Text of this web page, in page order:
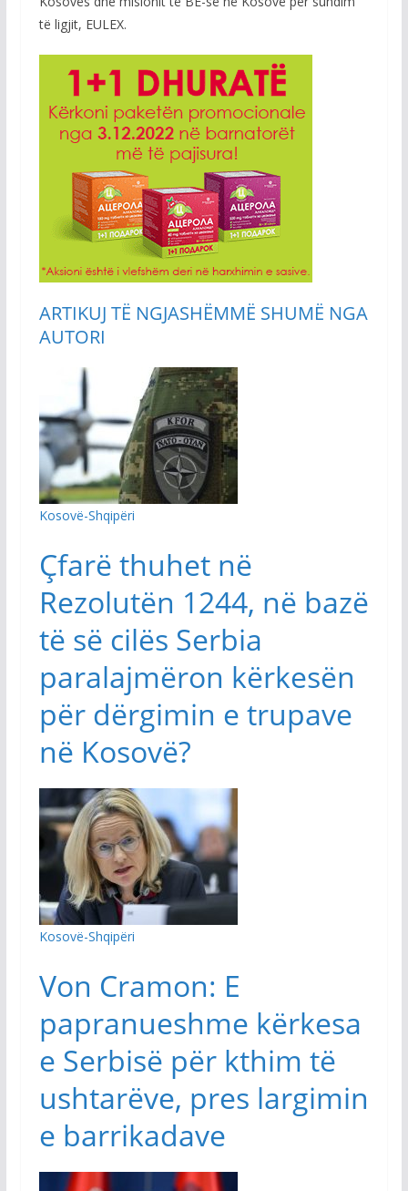
të ligjit, EULEX.
ARTIKUJ TË NGJASHËMMË SHUMË NGA
AUTORI
Kosovë-Shqipëri
Çfarë thuhet në
Rezolutën 1244, në bazë
të së cilës Serbia
paralajmëron kërkesën
për dërgimin e trupave
në Kosovë?
Kosovë-Shqipëri
Von Cramon: E
papranueshme kërkesa
e Serbisë për kthim të
ushtarëve, pres largimin
e barrikadave